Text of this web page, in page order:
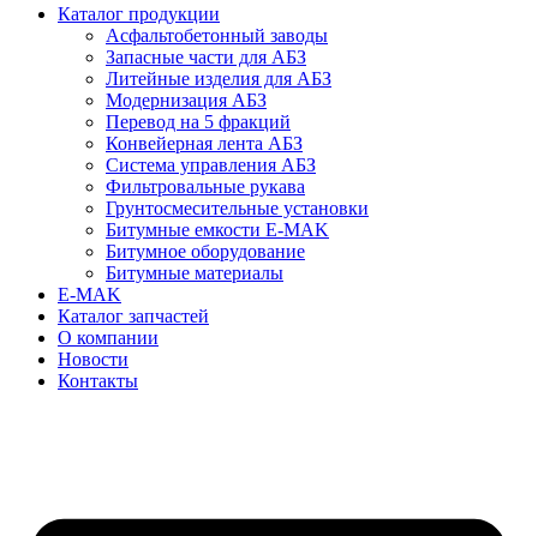
Каталог продукции
Асфальтобетонный заводы
Запасные части для АБЗ
Литейные изделия для АБЗ
Модернизация АБЗ
Перевод на 5 фракций
Конвейерная лента АБЗ
Система управления АБЗ
Фильтровальные рукава
Грунтосмесительные установки
Битумные емкости E-MAK
Битумное оборудование
Битумные материалы
E-MAK
Каталог запчастей
О компании
Новости
Контакты